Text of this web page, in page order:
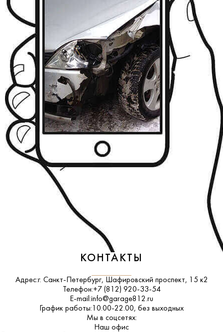
КОНТАКТЫ
Адрес:г. Санкт-Петербург, Шафировский проспект, 15 к2
Телефон:+7 (812) 920-33-54
E-mail:info@garage812.ru
График работы: 10.00-22.00, без выходных
Мы в соцсетях:
ВКонтакте
Наш офис